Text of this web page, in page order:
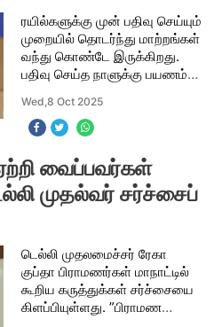
ரயில்களுக்கு முன் பதிவு செய்யும்
முறையில் தொடர்ந்து மாற்றங்கள்
வந்து கொண்டே இருக்கிறது.
பதிவு செய்த நாளுக்கு பயணம்
டிக்கெட்டை ரத்து செய்யும்
முறையும் உள்ளது. பிடித்தம் போக
Wed,8 Oct 2025
வைப்பவர்கள்
முதல்வர் சர்ச்சைப்
டெல்லி முதலமைச்சர் ரேகா
குப்தா பிராமணர்கள் மாநாட்டில்
கூறிய கருத்துக்கள் சர்ச்சையை
கிளப்பியுள்ளது. ”பிராமண